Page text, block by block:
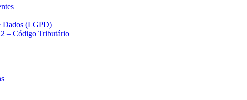
Dados (LGPD)
– Código Tributário